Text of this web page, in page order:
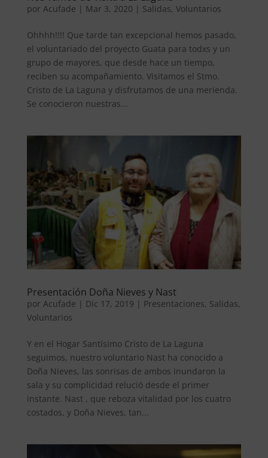
por Acufade | Mar 3, 2020 | Salidas, Voluntarios
Ohhhh!!!! Que tarde tan excepcional hemos pasado,
el voluntariado del proyecto Guata para todxs y un
grupo de mayores, que desde hace un tiempo,
reciben su acompañamiento. Visitamos el Stmo.
Cristo de La Laguna y disfrutamos de una merienda.
Se conocieron nuestras...
Presentación Doña Nieves y Nast
por Acufade | Dic 17, 2019 | Presentaciones, Salidas,
Voluntarios
Y en el Hogar Santísimo Cristo de La Laguna
seguimos, nuestro voluntario Nast ha conocido a
Doña Nieves, las sonrisas de ambos inundaron la
sala y su complicidad relució desde el primer
instante. Nast , que reboza vitalidad por los cuatro
costados, y Doña Nieves, tan...